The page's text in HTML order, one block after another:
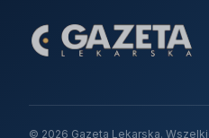
© 2026 Gazeta Lekarska.